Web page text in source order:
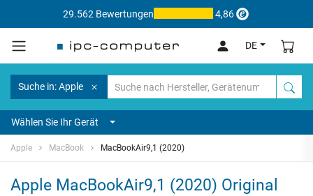
29.562 Bewertungen 4,86
DE
Suche in: Apple
Wählen Sie Ihr Gerät
Apple MacBook MacBookAir9,1 (2020)
Apple MacBookAir9,1 (2020) Original